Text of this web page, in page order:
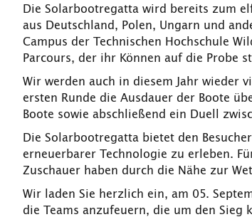
Die Solarbootregatta wird bereits zum
aus Deutschland, Polen, Ungarn und
Campus der Technischen Hochschule
Parcours, der ihr Können auf die Probe
Wir werden auch in diesem Jahr wieder
ersten Runde die Ausdauer der Boote
Boote sowie abschließend ein Duell
Die Solarbootregatta bietet den
erneuerbarer Technologie zu erleben.
Zuschauer haben durch die Nähe zur
Wir laden Sie herzlich ein, am 05.
die Teams anzufeuern, die um den Sieg